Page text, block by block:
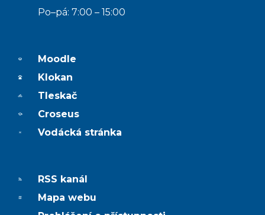
Po–pá: 7:00 – 15:00
Moodle
Klokan
Tleskač
Croseus
Vodácká stránka
RSS kanál
Mapa webu